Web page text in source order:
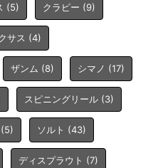
(5) クラピー (9)
サス (4)
ザンム (8) シマノ (17)
スピニングリール (3)
(5) ソルト (43)
ディスプラウト (7)